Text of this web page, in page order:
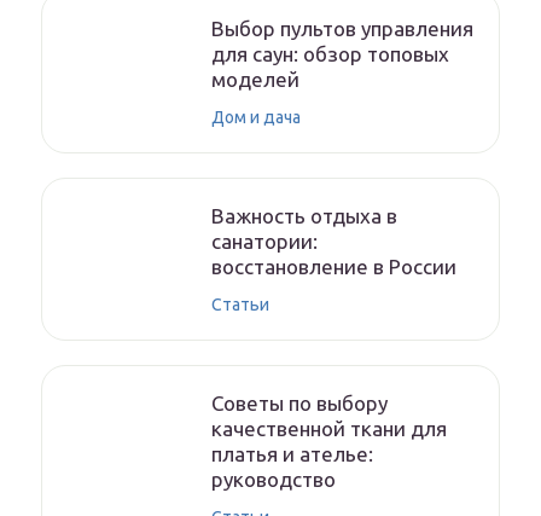
Выбор пультов управления
для саун: обзор топовых
моделей
Дом и дача
Важность отдыха в
санатории:
восстановление в России
Статьи
Советы по выбору
качественной ткани для
платья и ателье:
руководство